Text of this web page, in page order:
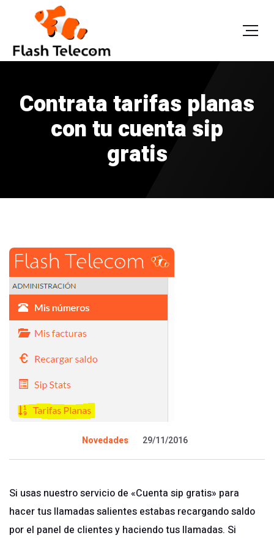
Contrata tarifas planas
con tu cuenta sip
gratis
Novedades 29/11/2016
Si usas nuestro servicio de «Cuenta sip gratis» para
hacer tus llamadas salientes estabas recargando saldo
por el panel de clientes y haciendo tus llamadas. Si